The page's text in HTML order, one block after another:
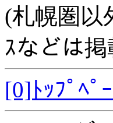
(札幌圏以
ｽなどは
[0]ﾄｯﾌﾟﾍﾟ